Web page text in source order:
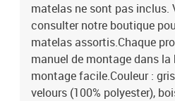
matelas ne sont pas inclus.
consulter notre boutique
matelas assortis.Chaque
manuel de montage dans la
montage facile.Couleur :
velours (100% polyester),